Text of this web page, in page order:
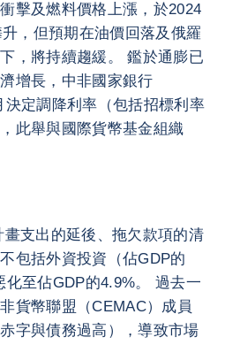
擊及燃料價格上漲，於2024
，但預期在油價回落及俄羅
，將持續趨緩。 鑑於通膨已
增長，中非國家銀行
決定調降利率（包括招標利率
此舉與國際貨幣基金組織
支出的延後、拖欠款項的清
包括外資投資（佔GDP的
化至佔GDP的4.9%。 過去一
貨幣聯盟（CEMAC）成員
字與債務過高），導致市場